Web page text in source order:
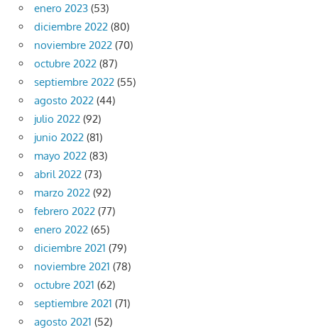
enero 2023 (53)
diciembre 2022 (80)
noviembre 2022 (70)
octubre 2022 (87)
septiembre 2022 (55)
agosto 2022 (44)
julio 2022 (92)
junio 2022 (81)
mayo 2022 (83)
abril 2022 (73)
marzo 2022 (92)
febrero 2022 (77)
enero 2022 (65)
diciembre 2021 (79)
noviembre 2021 (78)
octubre 2021 (62)
septiembre 2021 (71)
agosto 2021 (52)